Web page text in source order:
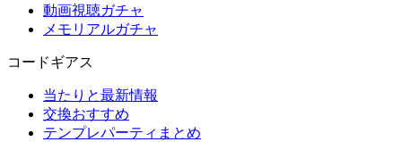
動画視聴ガチャ
メモリアルガチャ
コードギアス
当たりと最新情報
交換おすすめ
テンプレパーティまとめ